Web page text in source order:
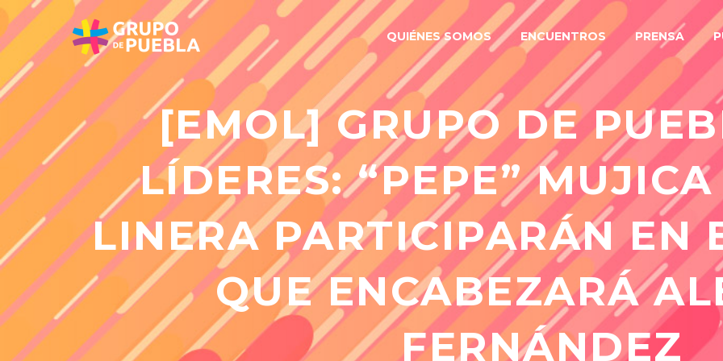
QUIÉNES SOMOS ENCUENTROS PRENSA
[EMOL] GRUPO DE
LÍDERES: “PEPE”
LINERA PARTICIPARÁN EN
QUE ENCABEZARÁ
FERNÁNDEZ